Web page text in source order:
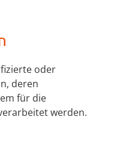
oder
deren
für die
werden.